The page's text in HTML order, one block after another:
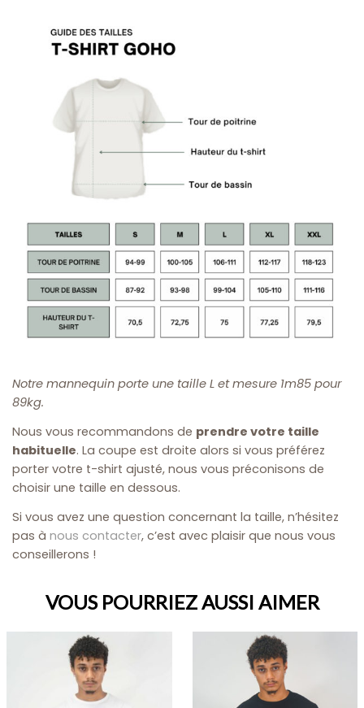
Notre mannequin porte une taille L et mesure 1m85 pour
89kg.
Nous vous recommandons de prendre votre taille
habituelle. La coupe est droite alors si vous préférez
porter votre t-shirt ajusté, nous vous préconisons de
choisir une taille en dessous.
Si vous avez une question concernant la taille, n’hésitez
pas à nous contacter, c’est avec plaisir que nous vous
conseillerons !
VOUS POURRIEZ AUSSI AIMER